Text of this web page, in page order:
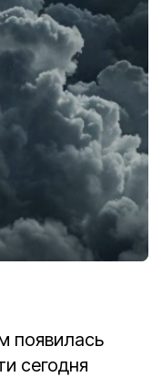
появилась
сегодня